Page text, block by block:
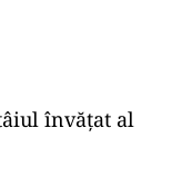
învățat al